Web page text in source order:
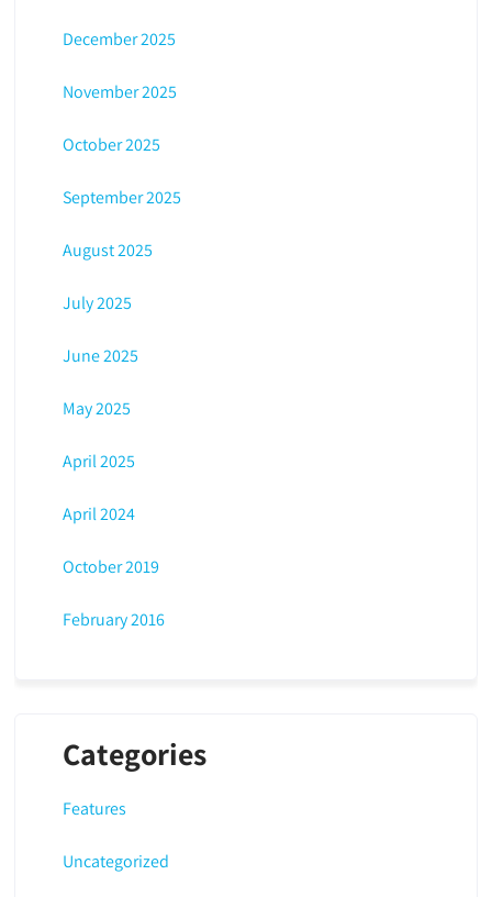
December 2025
November 2025
October 2025
September 2025
August 2025
July 2025
June 2025
May 2025
April 2025
April 2024
October 2019
February 2016
Categories
Features
Uncategorized